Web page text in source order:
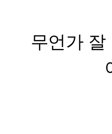
무언가 잘